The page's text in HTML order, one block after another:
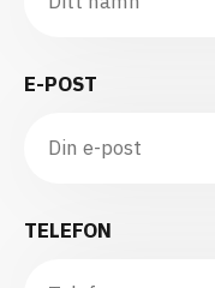
E-POST
TELEFON